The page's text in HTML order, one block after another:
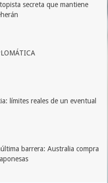
secreta que mantiene
límites reales de un eventual
barrera: Australia compra